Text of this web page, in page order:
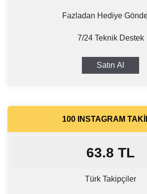
Fazladan Hediye
7/24 Teknik Destek
Satın Al
100 INSTAGRAM
63.8 TL
Türk Takipçiler